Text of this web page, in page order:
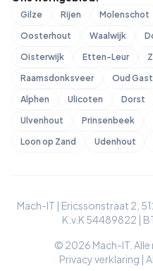
Gilze Rijen Molenschot
Oosterhout
Waalwijk
Oisterwijk
Etten-Leur
Raamsdonksveer
Oud
Alphen
Ulicoten Dorst
Ulvenhout
Prinsenbeek
Loon op Zand
Udenhout
Mach-IT | Ericssonstraat 2,
K.v.K 54489822 |
© 2026 Mach-IT.
Privacy verklaring |